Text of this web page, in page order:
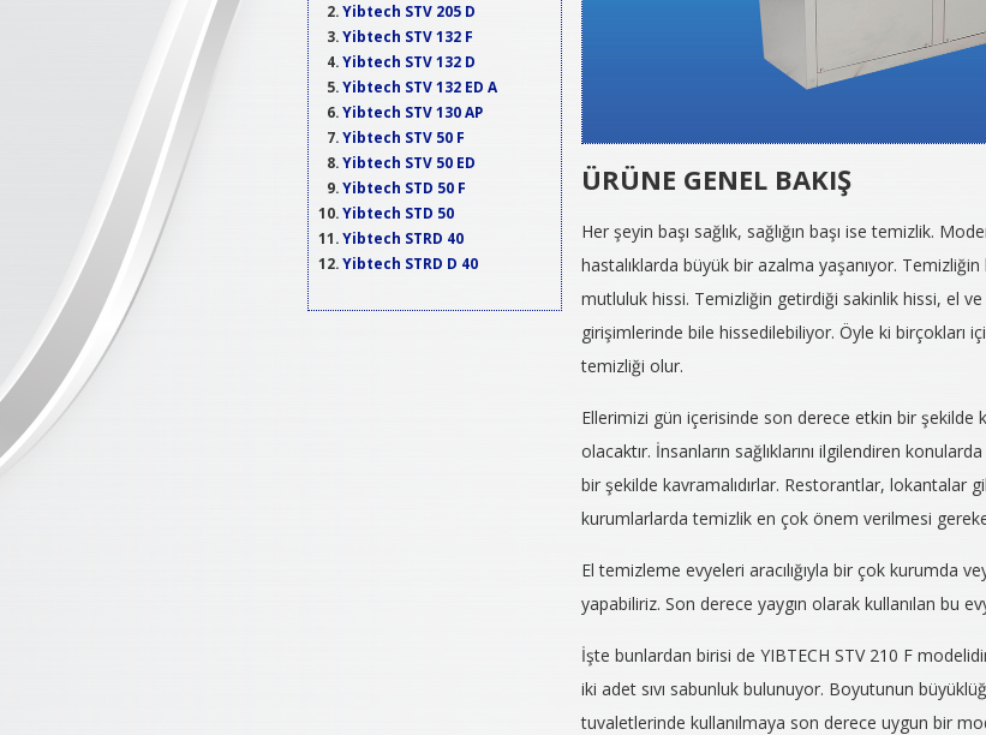
Yibtech STV 205 D
Yibtech STV 132 F
Yibtech STV 132 D
Yibtech STV 132 ED A
Yibtech STV 130 AP
Yibtech STV 50 F
Yibtech STV 50 ED
Yibtech STD 50 F
Yibtech STD 50
Yibtech STRD 40
Yibtech STRD D 40
ÜRÜNE GENEL BAKIŞ
Her şeyin başı sağlık, sağlığın başı ise temizlik.
hastalıklarda büyük bir azalma yaşanıyor.
mutluluk hissi. Temizliğin getirdiği sakinlik hissi, el
girişimlerinde bile hissedilebiliyor. Öyle ki birçokları
temizliği olur.
Ellerimizi gün içerisinde son derece etkin bir şekilde
olacaktır. İnsanların sağlıklarını ilgilendiren
bir şekilde kavramalıdırlar. Restorantlar, lokantalar
kurumlarlarda temizlik en çok önem verilmesi
El temizleme evyeleri aracılığıyla bir çok kurumda
yapabiliriz. Son derece yaygın olarak kullanılan bu
İşte bunlardan birisi de YIBTECH STV 210 F
iki adet sıvı sabunluk bulunuyor. Boyutunun
tuvaletlerinde kullanılmaya son derece uygun bir